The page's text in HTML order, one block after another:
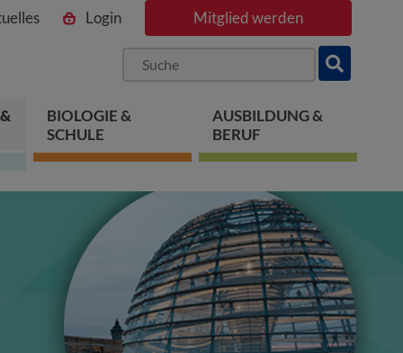
Login Mitglied werden
BIOLOGIE &
SCHULE
AUSBILDUNG &
BERUF